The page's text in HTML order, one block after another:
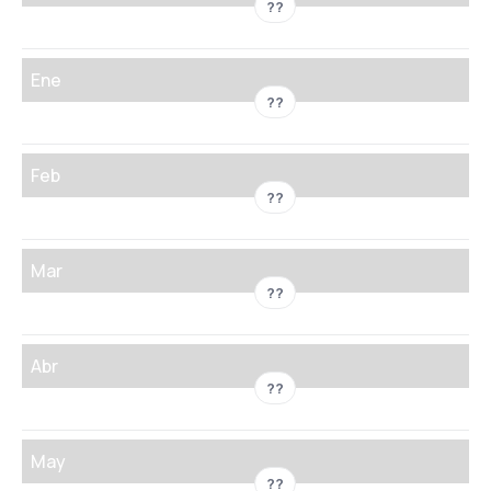
??
Ene
??
Feb
??
Mar
??
Abr
??
May
??